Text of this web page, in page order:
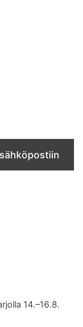
Tilaa sähköpostiin
14.–16.8.